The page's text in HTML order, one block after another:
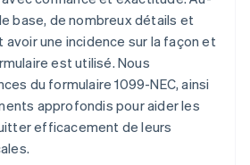
base, de nombreux détails et
une incidence sur la façon et
est utilisé. Nous
du formulaire 1099-NEC, ainsi
approfondis pour aider les
efficacement de leurs